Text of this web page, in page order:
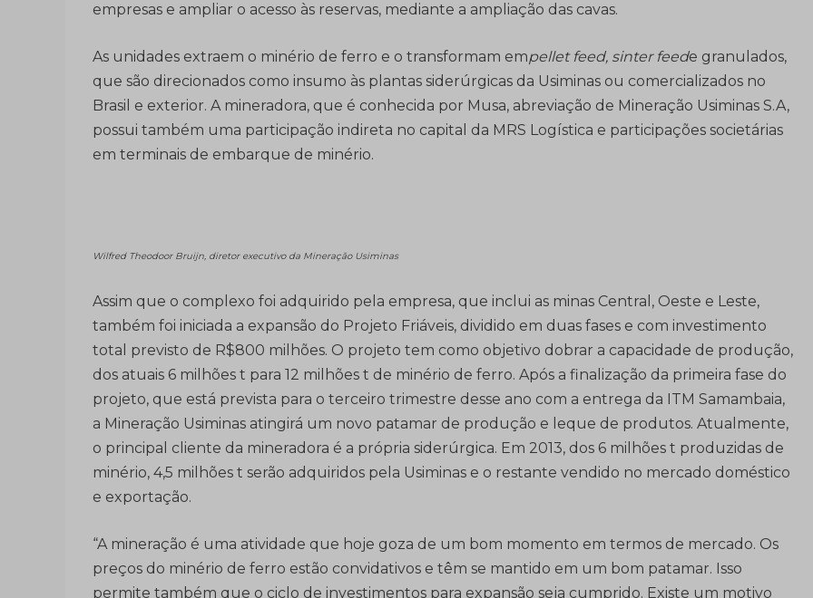
empresas e ampliar o acesso às reservas, mediante a ampliação das cavas.
As unidades extraem o minério de ferro e o transformam empellet feed, sinter feede granulados,
que são direcionados como insumo às plantas siderúrgicas da Usiminas ou comercializados no
Brasil e exterior. A mineradora, que é conhecida por Musa, abreviação de Mineração Usiminas S.A,
possui também uma participação indireta no capital da MRS Logística e participações societárias
em terminais de embarque de minério.
Wilfred Theodoor Bruijn, diretor executivo da Mineração Usiminas
Assim que o complexo foi adquirido pela empresa, que inclui as minas Central, Oeste e Leste,
também foi iniciada a expansão do Projeto Friáveis, dividido em duas fases e com investimento
total previsto de R$800 milhões. O projeto tem como objetivo dobrar a capacidade de produção,
dos atuais 6 milhões t para 12 milhões t de minério de ferro. Após a finalização da primeira fase do
projeto, que está prevista para o terceiro trimestre desse ano com a entrega da ITM Samambaia,
a Mineração Usiminas atingirá um novo patamar de produção e leque de produtos. Atualmente,
o principal cliente da mineradora é a própria siderúrgica. Em 2013, dos 6 milhões t produzidas de
minério, 4,5 milhões t serão adquiridos pela Usiminas e o restante vendido no mercado doméstico
e exportação.
“A mineração é uma atividade que hoje goza de um bom momento em termos de mercado. Os
preços do minério de ferro estão convidativos e têm se mantido em um bom patamar. Isso
permite também que o ciclo de investimentos para expansão seja cumprido. Existe um motivo